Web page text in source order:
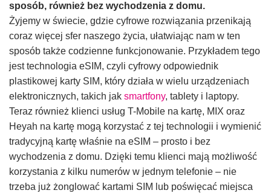
sposób, również bez wychodzenia z domu.
Żyjemy w świecie, gdzie cyfrowe rozwiązania przenikają
coraz więcej sfer naszego życia, ułatwiając nam w ten
sposób także codzienne funkcjonowanie. Przykładem tego
jest technologia eSIM, czyli cyfrowy odpowiednik
plastikowej karty SIM, który działa w wielu urządzeniach
elektronicznych, takich jak smartfony, tablety i laptopy.
Teraz również klienci usług T-Mobile na kartę, MIX oraz
Heyah na kartę mogą korzystać z tej technologii i wymienić
tradycyjną kartę właśnie na eSIM – prosto i bez
wychodzenia z domu. Dzięki temu klienci mają możliwość
korzystania z kilku numerów w jednym telefonie – nie
trzeba już żonglować kartami SIM lub poświęcać miejsca